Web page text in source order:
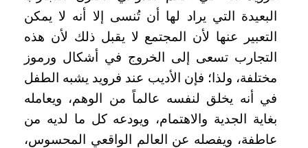
البعيدة التي يراد لها أن تُنسى إلا أنه لا يمكن
التعبير عنها لأن المجتمع لا يقبل ذلك لأن هذه
التجارب تسعى إلى الخروج في أشكال ورموز
مختلفة، ولذا؛ فإن الأديب عند فرويد يشبه الطفل
في أنه يخلق لنفسه عالماً من الوهم، ويعامله
بغاية الجدية والاهتمام، ويودعه كل ما لديه من
عاطفة، ويفصله عن العالم الواقعي المحسوس،